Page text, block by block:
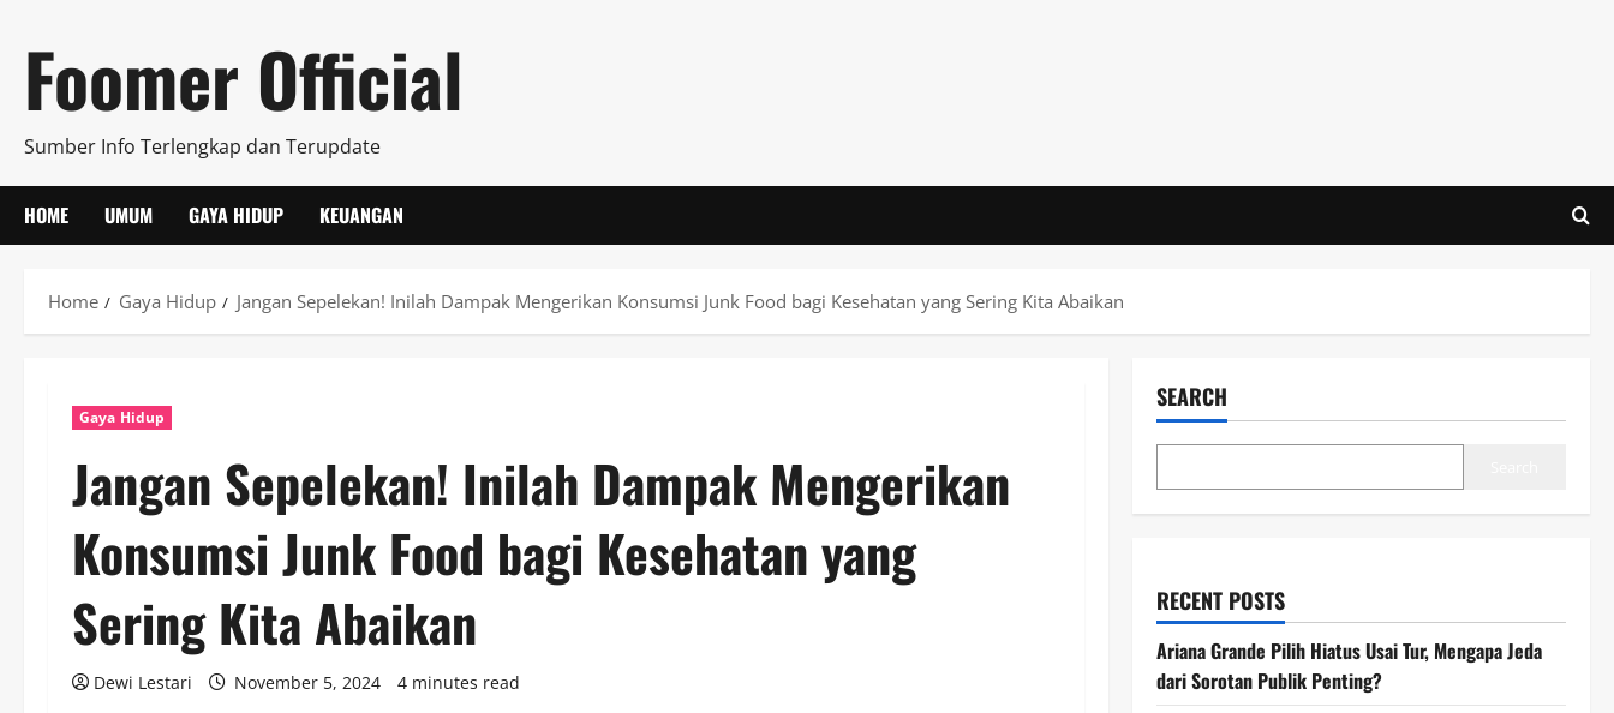
content
Foomer Official
Sumber Info Terlengkap dan Terupdate
HOME UMUM GAYA HIDUP KEUANGAN
Home Gaya Hidup Jangan Sepelekan! Inilah Dampak Mengerikan Konsumsi Junk Food bagi Kesehatan yang Sering Kita Abaikan
Gaya Hidup
Jangan Sepelekan! Inilah Dampak Mengerikan
Konsumsi Junk Food bagi Kesehatan yang
Sering Kita Abaikan
Dewi Lestari November 5, 2024 4 minutes read
SEARCH
RECENT POSTS
Ariana Grande Pilih Hiatus Usai Tur, Mengapa Jeda
dari Sorotan Publik Penting?